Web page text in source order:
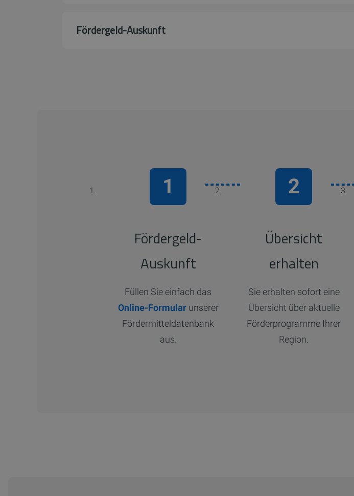
Fördergeld-Auskunft
Fördergeld-
Auskunft
Füllen Sie einfach das
Online-Formularunserer
Fördermitteldatenbank
aus.
Übersicht
erhalten
Sie erhalten sofort eine
Übersicht über aktuelle
Förderprogramme Ihrer
Region.